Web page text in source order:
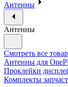
Антенны
Антенны
Смотреть все
Антенны для
Проклейки
Комплекты